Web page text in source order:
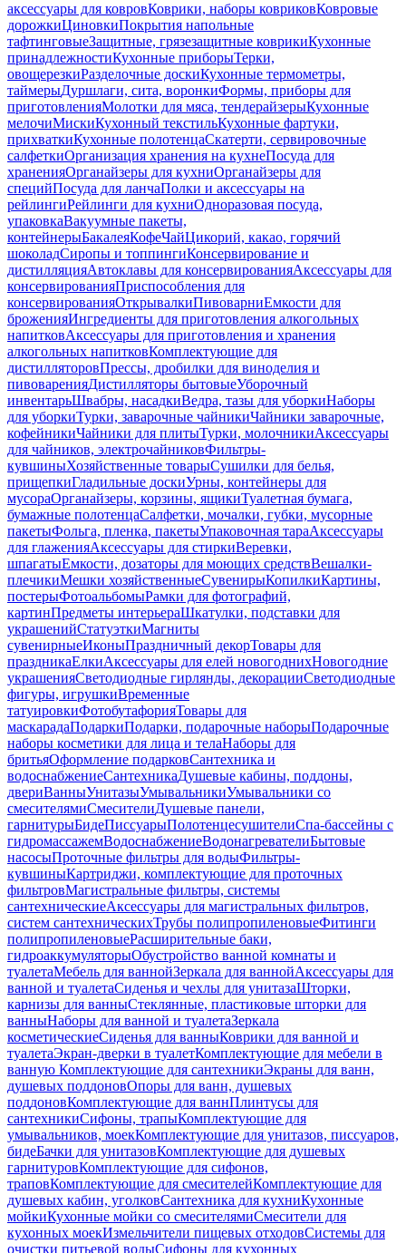
аксессуары для ковровКоврики, наборы ковриковКовровые
дорожкиЦиновкиПокрытия напольные
тафтинговыеЗащитные, грязезащитные коврикиКухонные
принадлежностиКухонные приборыТерки,
овощерезкиРазделочные доскиКухонные термометры,
таймерыДуршлаги, сита, воронкиФормы, приборы для
приготовленияМолотки для мяса, тендерайзерыКухонные
мелочиМискиКухонный текстильКухонные фартуки,
прихваткиКухонные полотенцаСкатерти, сервировочные
салфеткиОрганизация хранения на кухнеПосуда для
храненияОрганайзеры для кухниОрганайзеры для
специйПосуда для ланчаПолки и аксессуары на
рейлингиРейлинги для кухниОдноразовая посуда,
упаковкаВакуумные пакеты,
контейнерыБакалеяКофеЧайЦикорий, какао, горячий
шоколадСиропы и топпингиКонсервирование и
дистилляцияАвтоклавы для консервированияАксессуары для
консервированияПриспособления для
консервированияОткрывалкиПивоварниЕмкости для
броженияИнгредиенты для приготовления алкогольных
напитковАксессуары для приготовления и хранения
алкогольных напитковКомплектующие для
дистилляторовПрессы, дробилки для виноделия и
пивоваренияДистилляторы бытовыеУборочный
инвентарьШвабры, насадкиВедра, тазы для уборкиНаборы
для уборкиТурки, заварочные чайникиЧайники заварочные,
кофейникиЧайники для плитыТурки, молочникиАксессуары
для чайников, электрочайниковФильтры-
кувшиныХозяйственные товарыСушилки для белья,
прищепкиГладильные доскиУрны, контейнеры для
мусораОрганайзеры, корзины, ящикиТуалетная бумага,
бумажные полотенцаСалфетки, мочалки, губки, мусорные
пакетыФольга, пленка, пакетыУпаковочная тараАксессуары
для глаженияАксессуары для стиркиВеревки,
шпагатыЕмкости, дозаторы для моющих средствВешалки-
плечикиМешки хозяйственныеСувенирыКопилкиКартины,
постерыФотоальбомыРамки для фотографий,
картинПредметы интерьераШкатулки, подставки для
украшенийСтатуэткиМагниты
сувенирныеИконыПраздничный декорТовары для
праздникаЕлкиАксессуары для елей новогоднихНовогодние
украшенияСветодиодные гирлянды, декорацииСветодиодные
фигуры, игрушкиВременные
татуировкиФотобутафорияТовары для
маскарадаПодаркиПодарки, подарочные наборыПодарочные
наборы косметики для лица и телаНаборы для
бритьяОформление подарковСантехника и
водоснабжениеСантехникаДушевые кабины, поддоны,
двериВанныУнитазыУмывальникиУмывальники со
смесителямиСмесителиДушевые панели,
гарнитурыБидеПиссуарыПолотенцесушителиСпа-бассейны с
гидромассажемВодоснабжениеВодонагревателиБытовые
насосыПроточные фильтры для водыФильтры-
кувшиныКартриджи, комплектующие для проточных
фильтровМагистральные фильтры, системы
сантехническиеАксессуары для магистральных фильтров,
систем сантехническихТрубы полипропиленовыеФитинги
полипропиленовыеРасширительные баки,
гидроаккумуляторыОбустройство ванной комнаты и
туалетаМебель для ваннойЗеркала для ваннойАксессуары для
ванной и туалетаСиденья и чехлы для унитазаШторки,
карнизы для ванныСтеклянные, пластиковые шторки для
ванныНаборы для ванной и туалетаЗеркала
косметическиеСиденья для ванныКоврики для ванной и
туалетаЭкран-дверки в туалетКомплектующие для мебели в
ванную Комплектующие для сантехникиЭкраны для ванн,
душевых поддоновОпоры для ванн, душевых
поддоновКомплектующие для ваннПлинтусы для
сантехникиСифоны, трапыКомплектующие для
умывальников, моекКомплектующие для унитазов, писсуаров,
бидеБачки для унитазовКомплектующие для душевых
гарнитуровКомплектующие для сифонов,
траповКомплектующие для смесителейКомплектующие для
душевых кабин, уголковСантехника для кухниКухонные
мойкиКухонные мойки со смесителямиСмесители для
кухонных моекИзмельчители пищевых отходовСистемы для
очистки питьевой водыСифоны для кухонных